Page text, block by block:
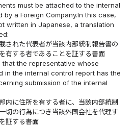
must be attached to the internal
a Foreign Company.In this case,
written in Japanese, a translation
された代表者が当該内部統制報告書の
有する者であることを証する書面
the representative whose
in the internal control report has the
submission of the internal
内に住所を有する者に、当該内部統制
切の行為につき当該外国会社を代理す
証する書面